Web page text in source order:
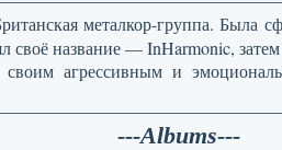
металкор-группа. Была
своё название — InHarmonic,
агрессивным и
---Albums---